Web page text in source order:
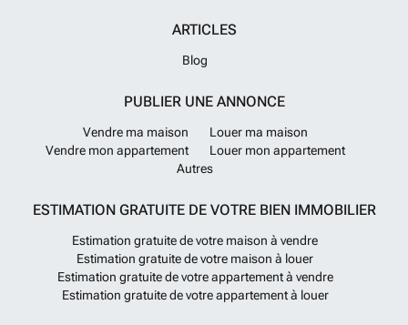
ARTICLES
Blog
PUBLIER UNE ANNONCE
Vendre ma maison
Louer ma maison
Vendre mon appartement
Louer mon appartement
Autres
ESTIMATION GRATUITE DE VOTRE BIEN IMMOBILIER
Estimation gratuite de votre maison à vendre
Estimation gratuite de votre maison à louer
Estimation gratuite de votre appartement à vendre
Estimation gratuite de votre appartement à louer